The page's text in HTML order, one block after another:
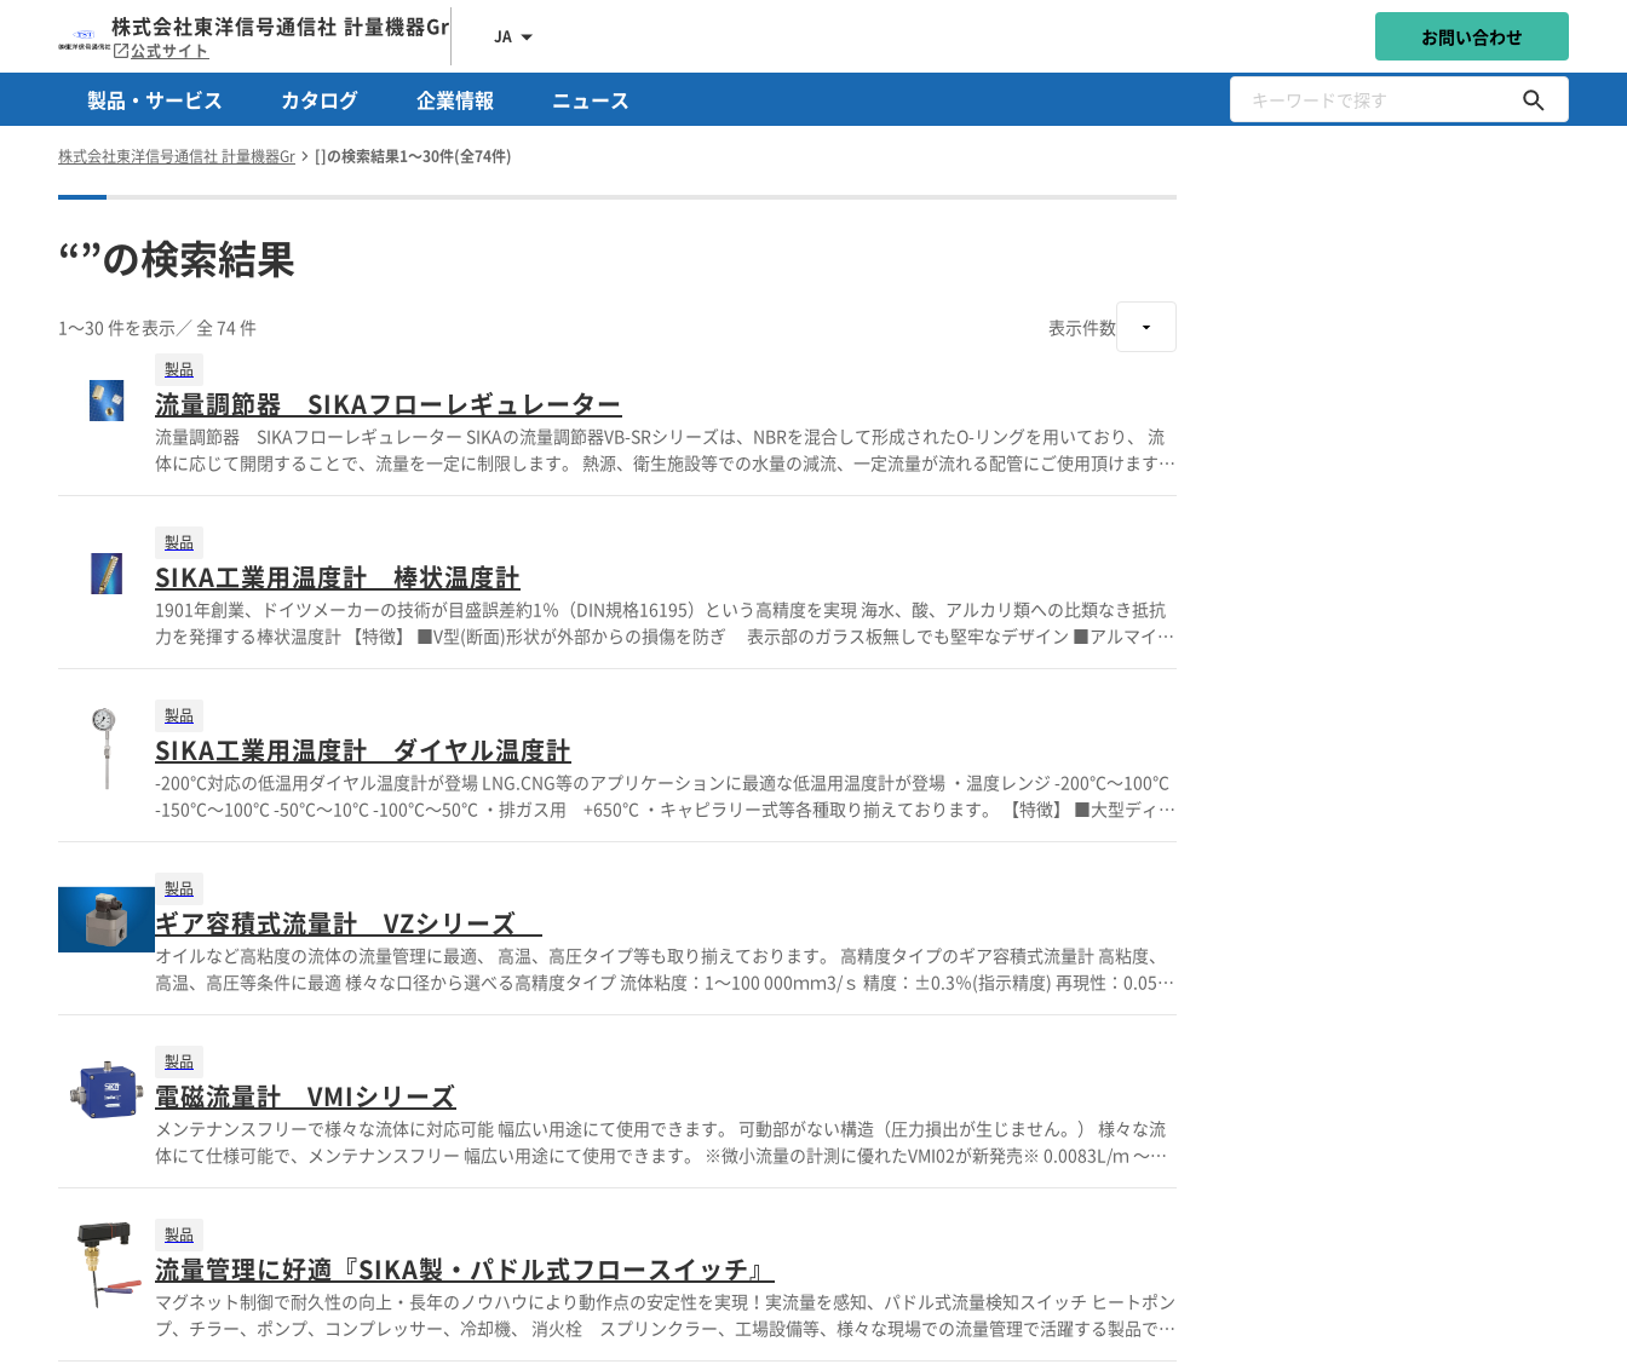
株式会社東洋信号通信社 計量機器Gr
公式サイト
JA お問い合わせ
製品・サービス カタログ 企業情報 ニュース
株式会社東洋信号通信社 計量機器Gr []の検索結果1～30件(全74件)
“”の検索結果
1～30 件を表示／ 全 74 件 表示件数
製品
流量調節器 SIKAフローレギュレーター
流量調節器 SIKAフローレギュレーター SIKAの流量調節器VB-SRシリーズは、NBRを混合して形成されたO-リングを用いており、 流
体に応じて開閉することで、流量を一定に制限します。 熱源、衛生施設等での水量の減流、一定流量が流れる配管にご使用頂けます。
導入により水やエネルギー資源を75％程度節約する事も可能となります。 【特長】 ・取り付けるだけで流量を制限 ・簡単な設置 ・コ
いします。 SIKAの流量調節器VB-SRシリーズは、NBRを混合して形成されたO-リングを用いており、 流体に応じて開閉することで、
流量を一定に制限します。 熱源、衛生施設等での水量の減流、一定流量が流れる配管にご使用頂けます。 導入により水やエネルギー
資源を75％程度節約する事も可能となります。 【特長】 ・取り付けるだけで流量を制限 ・簡単な設置 ・コンパクトな形状 ・コスト削
減(エネルギー節約)に ・各公共施設に導入 ※詳細は【お問い合わせ】【カタログダウンロード】からお願いします。
製品
SIKA工業用温度計 棒状温度計
1901年創業、ドイツメーカーの技術が目盛誤差約1％（DIN規格16195）という高精度を実現 海水、酸、アルカリ類への比類なき抵抗
力を発揮する棒状温度計 【特徴】 ■V型(断面)形状が外部からの損傷を防ぎ 表示部のガラス板無しでも堅牢なデザイン ■アルマイト
加工された美しい金色で、汚れや腐食に強く 海水、酸、アルカリ類への比類なき抵抗力を発揮 ■表示部360°回転型や低価格プラス
の型式が刻印されており、世界60ヶ国以上の販売網でオーダー可能 ・温度範囲は−60℃〜＋650℃までの各レンジに対応 200℃
以下は石油系、300℃以上は水銀が封入 ・低温度計はプリズム方式を採用 温度線が幅広く、大変読み取り易い ※ダウンロード
のカタログは英語版です その他機能や詳細については、お問合わせ下さい。 ※ダウンロードのカタログは英語版です その他機能
や詳細については、お問合わせ下さい。
製品
SIKA工業用温度計 ダイヤル温度計
-200℃対応の低温用ダイヤル温度計が登場 LNG.CNG等のアプリケーションに最適な低温用温度計が登場 ・温度レンジ -200℃～100℃
-150℃～100℃ -50℃～10℃ -100℃～50℃ ・排ガス用 +650℃ ・キャピラリー式等各種取り揃えております。 【特徴】 ■大型ディー
ゼルエンジンに多数実績あり ■高粘度の液体をケース内に封入し、耐振性が大幅にアップ ■さらに視認性の高いデジタルタイプや
製品
ギア容積式流量計 VZシリーズ
オイルなど高粘度の流体の流量管理に最適、 高温、高圧タイプ等も取り揃えております。 高精度タイプのギア容積式流量計 高粘度、
高温、高圧等条件に最適 様々な口径から選べる高精度タイプ 流体粘度：1～100 000ｍｍ3/ｓ 精度：±0.3％(指示精度) 再現性：0.05％
最大流体温度：-30～+120℃(150℃) 最大圧力：315barタイプ～400barタイプ ATEX防爆指令適合品（最高温度80℃の場合） ※その他
製品
電磁流量計 VMIシリーズ
メンテナンスフリーで様々な流体に対応可能 幅広い用途にて使用できます。 可動部がない構造（圧力損出が生じません。） 様々な流
体にて仕様可能で、メンテナンスフリー 幅広い用途にて使用できます。 ※微小流量の計測に優れたVMI02が新発売※ 0.0083L/ｍ ～
【製造メーカー】 SIKA（ジーカ）社 創業1901年 ドイツ計測機器メーカー（ISO9001認定工場） 【対応測定レンジ】 0.0083L/min～
EPDM/FKM（オプション） 電極及びアースリング：ステンレス鋼316L 特徴 ◆微小流量の計測 0.0083L/ｍ ～ ◆2種類のアナログ出
力 4～20mA 0.10V ◆2A～20Aのラインナップ （他サイズの電磁流量計はVMM、VMZを参照） ◆温度や比重粘度、濃度や伝導率に影
響を受けない ◆可動部のない設計。メンテナンスフリー ◆様々な流体への耐性。メンテナンスフリー ◆圧力損失が発生しない構造 ◆
校正証明書
製品
流量管理に好適『SIKA製・パドル式フロースイッチ』
マグネット制御で耐久性の向上・長年のノウハウにより動作点の安定性を実現！実流量を感知、パドル式流量検知スイッチ ヒートポン
プ、チラー、ポンプ、コンプレッサー、冷却機、 消火栓 スプリンクラー、工場設備等、様々な現場での流量管理で活躍する製品で
す。 樹脂やSUSのパドルを選択する事により、水、油等、様々な流体にて使用する事が可能です。 又、パドル式のため、さまざまな条